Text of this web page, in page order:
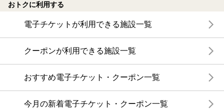
おトクに利用する
電子チケットが利用できる施設一覧
クーポンが利用できる施設一覧
おすすめ電子チケット・クーポン一覧
今月の新着電子チケット・クーポン一覧